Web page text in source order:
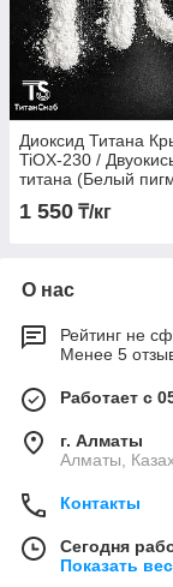
Диоксид Титана
TiOX-230 /
титана (Белый
1 550 ₸/кг
О нас
Рейтинг не
Менее 5
Работает с
г. Алматы
Алматы,
Контакты
Сегодня
Показать